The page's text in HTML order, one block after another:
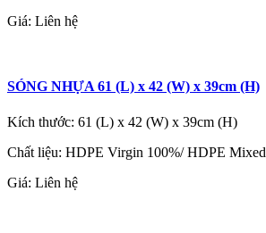
Giá: Liên hệ
SÓNG NHỰA 61 (L) x 42 (W) x 39cm (H)
Kích thước: 61 (L) x 42 (W) x 39cm (H)
Chất liệu: HDPE Virgin 100%/ HDPE Mixed
Giá: Liên hệ